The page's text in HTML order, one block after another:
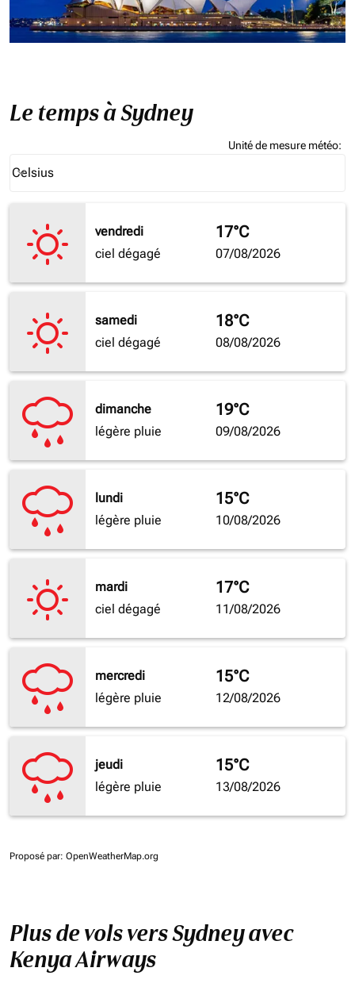
Le temps à Sydney
Unité de mesure météo:
Celsius
keyboard_arrow_down
vendredi
ciel dégagé
17°C
07/08/2026
samedi
ciel dégagé
18°C
08/08/2026
dimanche
légère pluie
19°C
09/08/2026
lundi
légère pluie
15°C
10/08/2026
mardi
ciel dégagé
17°C
11/08/2026
mercredi
légère pluie
15°C
12/08/2026
jeudi
légère pluie
15°C
13/08/2026
Proposé par: OpenWeatherMap.org
Plus de vols vers Sydney avec
Kenya Airways